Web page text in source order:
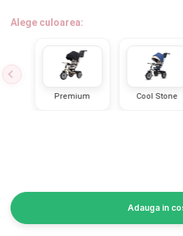
HRANIRE SI DIVERSIFICARE
CASA SI CURATENIE
INGRIJIRE PERSONALA
Alege culoarea:
Premium Cool Stone
Adauga in